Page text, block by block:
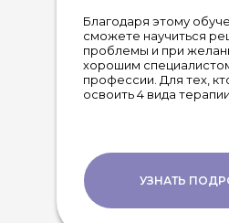
Благодаря этому
сможете научиться
проблемы и при
хорошим
профессии. Для тех,
освоить 4 вида терапии.
УЗНАТЬ